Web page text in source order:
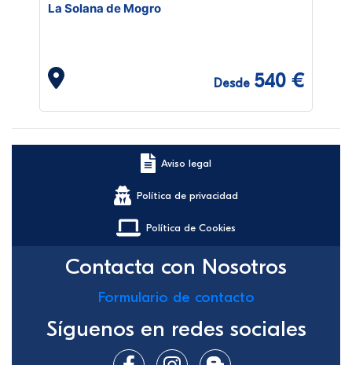
La Solana de Mogro
Desde 540 €
Aviso legal
Política de privacidad
Política de Cookies
Contacta con Nosotros
Formulario de contacto
Síguenos en redes sociales